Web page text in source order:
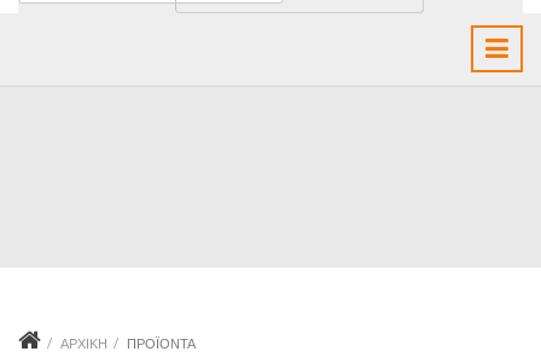
ΑΡΧΙΚΉ ΠΡΟΪΌΝΤΑ